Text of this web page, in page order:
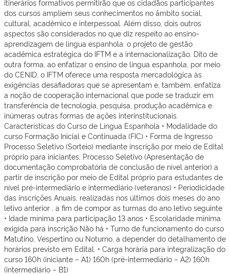
itinerários formativos permitirão que os cidadãos participantes
dos cursos ampliem seus conhecimentos no âmbito social,
cultural, acadêmico e interpessoal. Além disso, dois outros
aspectos são considerados no que diz respeito ao ensino-
aprendizagem de língua espanhola: o projeto de gestão
acadêmica estratégica do IFTM e a internacionalização. Dito de
outra forma, ao enfatizar o ensino de língua espanhola, por meio
do CENID, o IFTM oferece uma resposta mercadológica às
exigências desafiadoras que se apresentam e, também, enfatiza
a noção de cooperação internacional que pode se traduzir em
transferência de tecnologia, pesquisa, produção acadêmica e
inúmeras outras formas de ações interinstitucionais.
Características do Curso de Língua Espanhola • Modalidade do
curso Formação Inicial e Continuada (FIC) • Forma de Ingresso
Processo Seletivo (Sorteio) mediante inscrição por meio de Edital
próprio para iniciantes; Processo Seletivo (Apresentação de
documentação comprobatória de conclusão de nível anterior) a
partir de inscrição por meio de Edital próprio para estudantes de
nível pré-intermediário e intermediário (veteranos) • Periodicidade
das inscrições Anuais, realizadas nos últimos dois meses do ano
letivo anterior , a fim de compor as turmas do ano letivo seguinte
• Idade mínima para participação 13 anos • Escolaridade mínima
exigida para inscrição Não há • Turno de funcionamento do curso
Matutino, Vespertino ou Noturno, a depender do detalhamento de
horários previsto em Edital. • Carga horária para integralização do
curso 160h (iniciante – A1) 160h (pré-intermediário – A2) 160h
(intermediário – B1)